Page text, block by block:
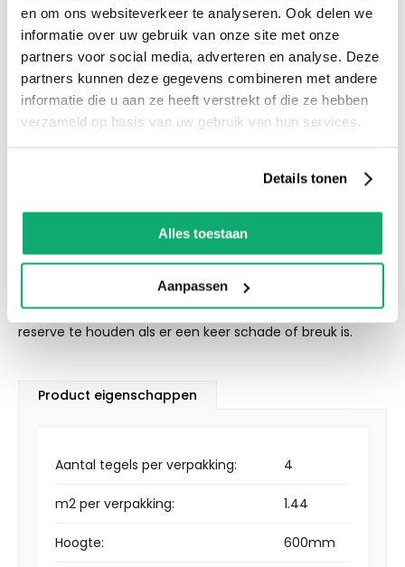
en om ons websiteverkeer te analyseren. Ook delen we
informatie over uw gebruik van onze site met onze
partners voor social media, adverteren en analyse. Deze
partners kunnen deze gegevens combineren met andere
informatie die u aan ze heeft verstrekt of die ze hebben
verzameld op basis van uw gebruik van hun services.
Details tonen
Alles toestaan
Aanpassen
Productspecificaties
Let op! Over gebleven tegels mogen niet retour! De
kleur van de tegel op de afbeelding kan altijd iets
afwijken van de werkelijkheid. We adviseren om ook
wat tegels als reserve te houden als er een keer
Let op! Over gebleven tegels mogen niet retour! De kleur
van de tegel op de afbeelding kan altijd iets afwijken van
de werkelijkheid. We adviseren om ook wat tegels als
reserve te houden als er een keer schade of breuk is.
Product eigenschappen
Aantal tegels per verpakking: 4
m2 per verpakking: 1.44
Hoogte: 600mm